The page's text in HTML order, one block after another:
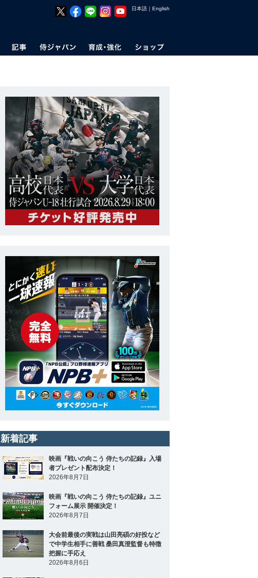
日本語 ｜ English
新着記事
映画『戦いの向こう 侍たちの記録』入場
者プレゼント配布決定！
2026年8月7日
映画『戦いの向こう 侍たちの記録』ユニ
フォーム展示 開催決定！
2026年8月7日
大会前最後の実戦は山田亮碩の好投など
で中学生相手に善戦 桑田真澄監督も特徴
把握に手応え
2026年8月6日